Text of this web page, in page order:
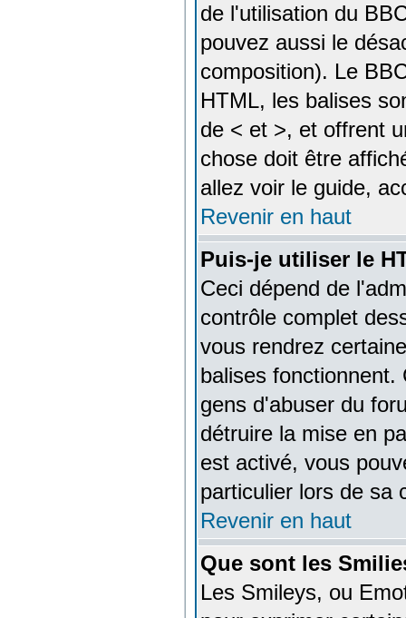
de l'utilisation du
pouvez aussi le
composition). Le
HTML, les balises
de < et >, et offrent
chose doit être
allez voir le guide,
Revenir en haut
Puis-je utiliser le
Ceci dépend de
contrôle complet
vous rendrez
balises
gens d'abuser du
détruire la mise en
est activé, vous
particulier lors de sa
Revenir en haut
Que sont les
Les Smileys, ou